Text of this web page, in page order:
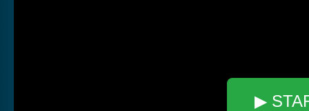
▶